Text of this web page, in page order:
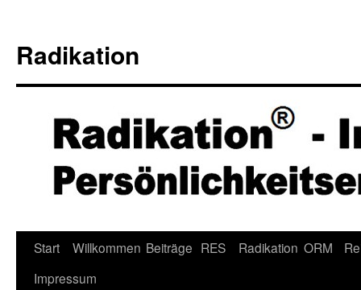
Radikation
Zum
Inhalt
Start Willkommen Beiträge RES Radikation ORM
Impressum